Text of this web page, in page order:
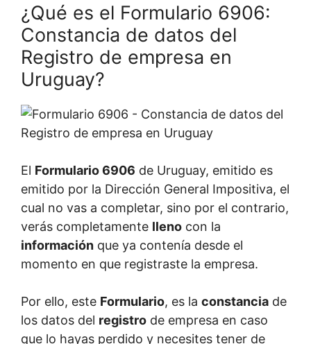
¿Qué es el Formulario 6906:
Constancia de datos del
Registro de empresa en
Uruguay?
El Formulario 6906 de Uruguay, emitido es
emitido por la Dirección General Impositiva, el
cual no vas a completar, sino por el contrario,
verás completamente lleno con la
información que ya contenía desde el
momento en que registraste la empresa.
Por ello, este Formulario, es la constancia de
los datos del registro de empresa en caso
que lo hayas perdido y necesites tener de